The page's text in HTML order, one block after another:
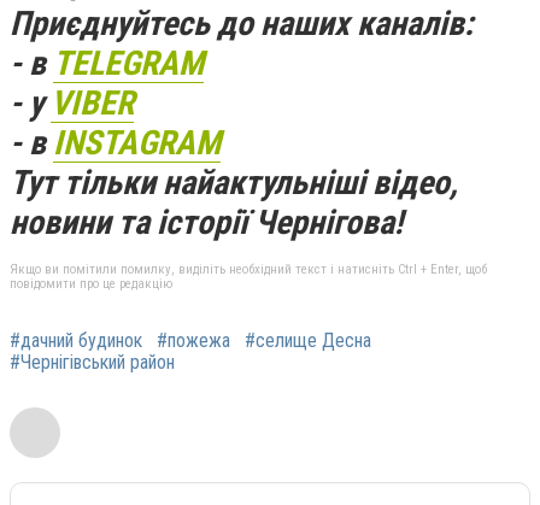
Приєднуйтесь до наших каналів:
- в TELEGRAM
- у VIBER
- вINSTAGRAM
Тут тільки найактульніші відео,
новини та історії Чернігова!
Якщо ви помітили помилку, виділіть необхідний текст і натисніть Ctrl + Enter, щоб
повідомити про це редакцію
#дачний будинок #пожежа
#селище Десна
#Чернігівський район